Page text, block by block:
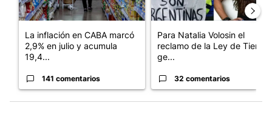
La inflación en CABA marcó
2,9% en julio y acumula
19,4...
141 comentarios
Para Natalia Volosin el
reclamo de la Ley de Tierras
ge...
32 comentarios